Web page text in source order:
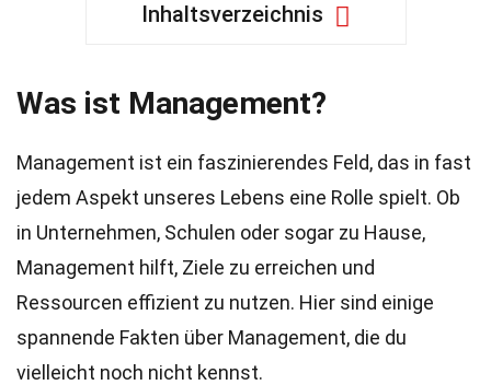
Inhaltsverzeichnis
Was ist Management?
Management ist ein faszinierendes Feld, das in fast
jedem Aspekt unseres Lebens eine Rolle spielt. Ob
in Unternehmen, Schulen oder sogar zu Hause,
Management hilft, Ziele zu erreichen und
Ressourcen effizient zu nutzen. Hier sind einige
spannende Fakten über Management, die du
vielleicht noch nicht kennst.